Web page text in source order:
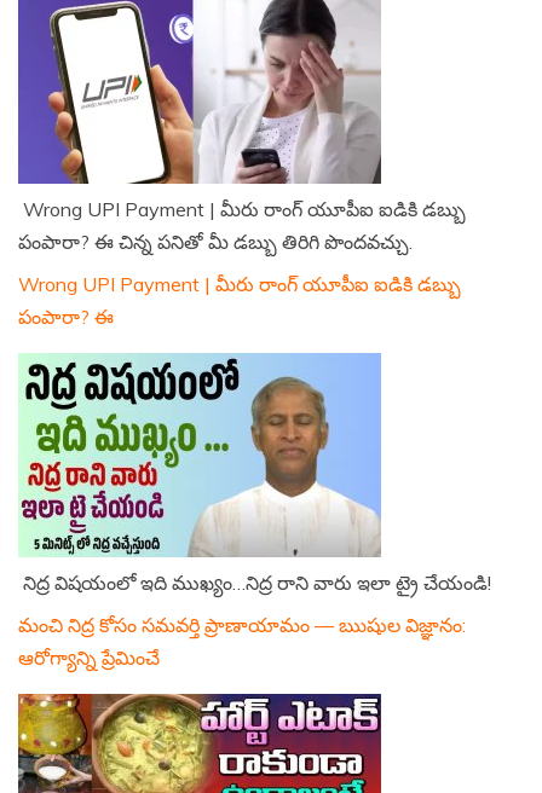
Wrong UPI Payment | మీరు రాంగ్ యూపీఐ ఐడికి డబ్బు
పంపారా? ఈ చిన్న పనితో మీ డబ్బు తిరిగి పొందవచ్చు.
Wrong UPI Payment | మీరు రాంగ్ యూపీఐ ఐడికి డబ్బు
పంపారా? ఈ
నిద్ర విషయంలో ఇది ముఖ్యం…నిద్ర రాని వారు ఇలా ట్రై చేయండి!
మంచి నిద్ర కోసం సమవర్తి ప్రాణాయామం — ఋషుల విజ్ఞానం:
ఆరోగ్యాన్ని ప్రేమించే